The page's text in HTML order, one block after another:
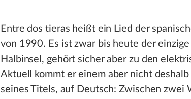
Entre dos tieras heißt ein Lied der
von 1990. Es ist zwar bis heute der
Halbinsel, gehört sicher aber zu den
Aktuell kommt er einem aber nicht
seines Titels, auf Deutsch: Zwischen zwei